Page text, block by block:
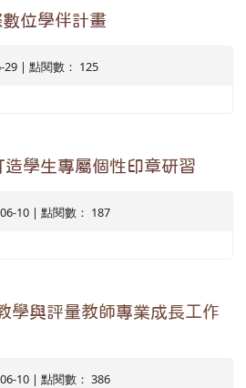
位學伴計畫
29 | 點閱數： 125
學生專屬個性印章研習
10 | 點閱數： 187
學與評量教師專業成長工作
10 | 點閱數： 386